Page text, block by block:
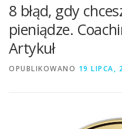
DORADZTWO
8 błąd, gdy
pieniądze.
Artykuł
OPUBLIKOWANO 19 LIPCA,